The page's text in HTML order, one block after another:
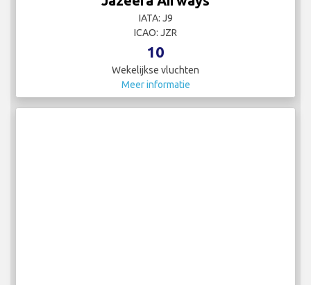
IATA: J9
ICAO: JZR
10
Wekelijkse vluchten
Meer informatie